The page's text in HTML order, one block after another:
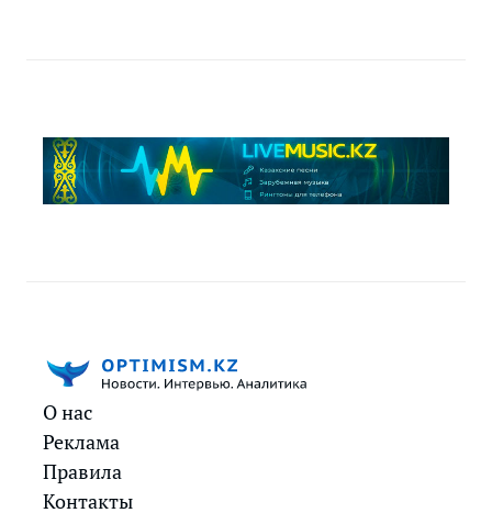
О нас
Реклама
Правила
Контакты